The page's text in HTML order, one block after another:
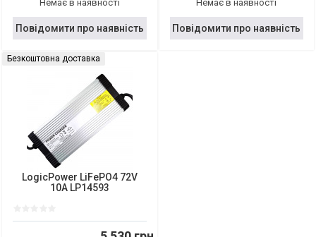
Немає в наявності
Повідомити про наявність
Немає в наявності
Повідомити про наявність
Безкоштовна доставка
LogicPower LiFePO4 72V
10A LP14593